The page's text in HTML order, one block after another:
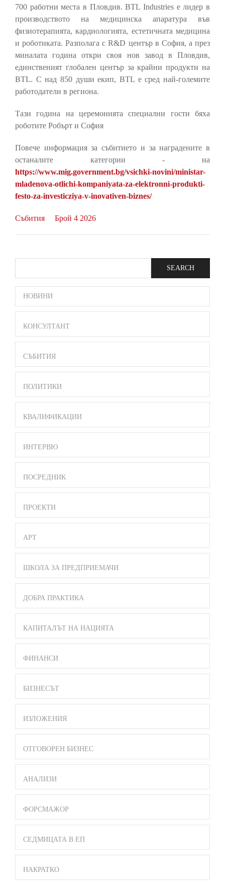
700 работни места в Пловдив. BTL Industries е лидер в
производството на медицинска апаратура във
физиотерапията, кардиологията, естетичната медицина
и роботиката. Разполага с R&D център в София, а през
миналата година откри своя нов завод в Пловдив,
единственият глобален център за крайни продукти на
BTL. С над 850 души екип, BTL е сред най-големите
работодатели в региона.
Тази година на церемонията специални гости бяха
роботите Робърт и София
Повече информация за събитието и за наградените в
останалите категории - на
https://www.mig.government.bg/vsichki-novini/ministar-
mladenova-otlichi-kompaniyata-za-elektronni-produkti-
festo-za-investicziya-v-inovativen-biznes/
Събития Брой 4 2026
SIDE
BAR
MENU
НОВИНИ
КОНСУЛТАНТ
СЪБИТИЯ
ПОЛИТИКИ
КВАЛИФИКАЦИИ
ИНТЕРВЮ
ПОСРЕДНИК
ПРОЕКТИ
АРТ
ШКОЛА ЗА ПРЕДПРИЕМАЧИ
ДОБРА ПРАКТИКА
КАПИТАЛЪТ НА НАЦИЯТА
ФИНАНСИ
БИЗНЕСЪТ
ИЗЛОЖЕНИЯ
ОТГОВОРЕН БИЗНЕС
АНАЛИЗИ
ФОРСМАЖОР
СЕДМИЦАТА В ЕП
НАКРАТКО